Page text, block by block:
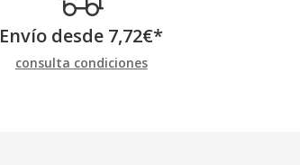
Envío desde 7,72€*
consulta condiciones